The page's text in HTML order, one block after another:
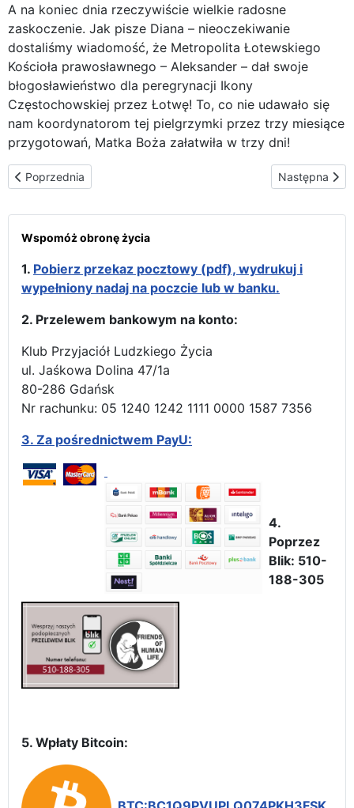
A na koniec dnia rzeczywiście wielkie radosne
zaskoczenie. Jak pisze Diana – nieoczekiwanie
dostaliśmy wiadomość, że Metropolita Łotewskiego
Kościoła prawosławnego – Aleksander – dał swoje
błogosławieństwo dla peregrynacji Ikony
Częstochowskiej przez Łotwę! To, co nie udawało się
nam koordynatorom tej pielgrzymki przez trzy miesiące
przygotowań, Matka Boża załatwiła w trzy dni!
Poprzednia strona: „Ogniowa próba" - Life mobil w Rydze
Poprzednia Następna
Następna
Wspomóż obronę życia
1. Pobierz przekaz pocztowy (pdf), wydrukuj i
wypełniony nadaj na poczcie lub w banku.
2. Przelewem bankowym na konto:
Klub Przyjaciół Ludzkiego Życia
ul. Jaśkowa Dolina 47/1a
80-286 Gdańsk
Nr rachunku: 05 1240 1242 1111 0000 1587 7356
3. Za pośrednictwem PayU:
4.
Poprzez
Blik: 510-
188-305
5. Wpłaty Bitcoin: